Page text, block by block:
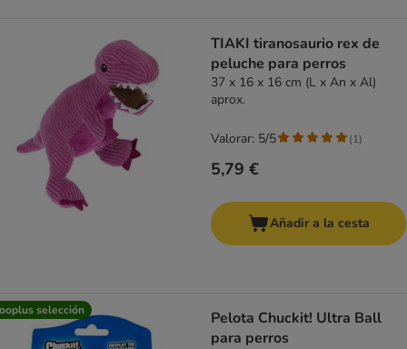
TIAKI tiranosaurio rex de
peluche para perros
37 x 16 x 16 cm (L x An x Al)
aprox.
5,79 €
Valorar: 5/5 (1)
Añadir a la cesta
selección
Pelota Chuckit! Ultra Ball
para perros